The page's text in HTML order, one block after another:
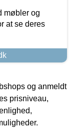
møbler og
at se deres
og anmeldt
prisniveau,